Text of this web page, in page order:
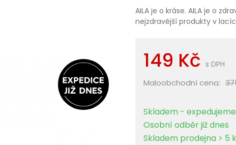
AILA je o kráse. AILA je o
nejzdravější produkty v
149 Kč s DPH
Maloobchodní cena:
Skladem - expedujeme
Osobní odběr již dnes
Skladem prodejna > 5